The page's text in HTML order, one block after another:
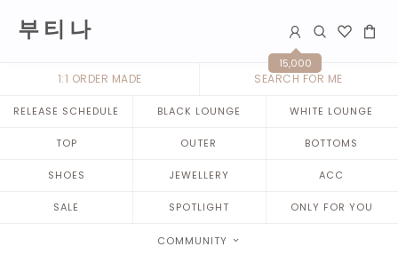
부 티 나
15,000
1:1 ORDER MADE SEARCH FOR ME
RELEASE SCHEDULE BLACK LOUNGE WHITE LOUNGE
TOP OUTER BOTTOMS
SHOES JEWELLERY ACC
SALE SPOTLIGHT ONLY FOR YOU
COMMUNITY